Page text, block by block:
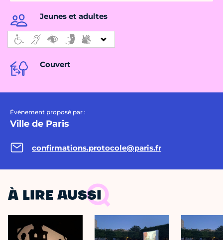
Jeunes et adultes
Couvert
Évènement proposé par :
Ville de Paris
confirmations.protocole@paris.fr
À LIRE AUSSI